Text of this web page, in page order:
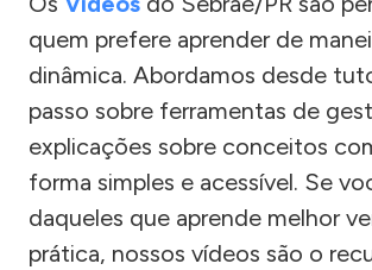
quem prefere aprender de
dinâmica. Abordamos desde
passo sobre ferramentas de
explicações sobre conceitos
forma simples e acessível. Se
daqueles que aprende melhor
prática, nossos vídeos são o